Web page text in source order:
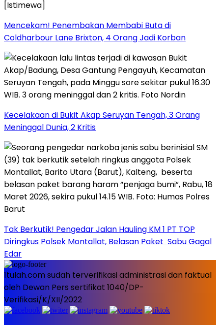
Mencekam! Penembakan Membabi Buta di
Coldharbour Lane Brixton, 4 Orang Jadi Korban
Kecelakaan di Bukit Akap Seruyan Tengah, 3 Orang
Meninggal Dunia, 2 Kritis
Tak Berkutik! Pengedar Jalan Hauling KM 1 PT TOP
Diringkus Polsek Montallat, Belasan Paket Sabu Gagal
Edar
1tulah.com sudah terverifikasi administrasi dan faktual
oleh Dewan Pers sertifikat 1040/DP-
Verifikasi/K/XII/2022